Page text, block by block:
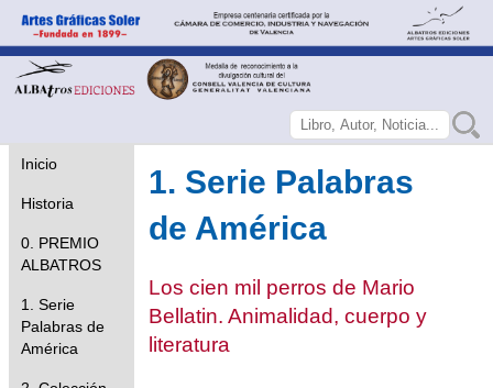
Inicio
Historia
0. PREMIO
ALBATROS
1. Serie
Palabras de
América
1. Serie Palabras
de América
Los cien mil perros de Mario
Bellatin. Animalidad, cuerpo y
literatura